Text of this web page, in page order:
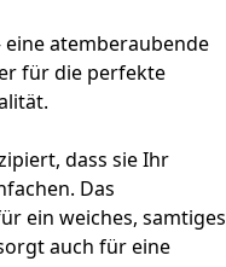
eine atemberaubende
für die perfekte
dass sie Ihr
Das
ein weiches, samtiges
auch für eine